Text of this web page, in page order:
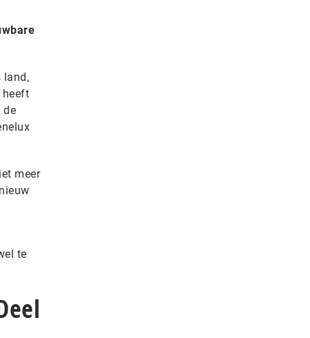
land,
heeft
de
meer
te